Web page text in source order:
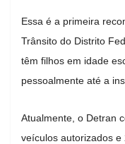
Essa é a primeira
Trânsito do Distrito
têm filhos em idade
pessoalmente até a
Atualmente, o Detran
veículos autorizados